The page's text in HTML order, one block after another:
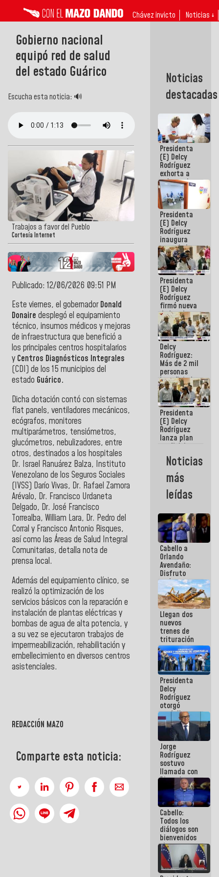
Chávez invicto Noticias ↓
Gobierno nacional
equipó red de salud
del estado Guárico
Escucha esta noticia: 🔊
Trabajos a favor del Pueblo
Cortesía Internet
Publicado: 12/06/2026 09:51 PM
Este viernes, el gobernadorDonald
Donaire desplegó el equipamiento
técnico, insumos médicos y mejoras
de infraestructura que benefició a
los principales centros hospitalarios
y Centros Diagnósticos Integrales
(CDI) de los 15 municipios del
estado Guárico.
Dicha dotación contó con sistemas
flat panels, ventiladores mecánicos,
ecógrafos, monitores
multiparámetros, tensiómetros,
glucómetros, nebulizadores, entre
otros, destinados a los hospitales
Dr. Israel Ranuárez Balza, Instituto
Venezolano de los Seguros Sociales
(IVSS) Darío Vivas, Dr. Rafael Zamora
Arévalo, Dr. Francisco Urdaneta
Delgado, Dr. José Francisco
Torrealba, William Lara, Dr. Pedro del
Corral y Francisco Antonio Risques,
así como las Áreas de Salud Integral
Comunitarias, detalla nota de
prensa local.
Además del equipamiento clínico, se
realizó la optimización de los
servicios básicos con la reparación e
instalación de plantas eléctricas y
bombas de agua de alta potencia, y
a su vez se ejecutaron trabajos de
impermeabilización, rehabilitación y
embellecimiento en diversos centros
asistenciales.
REDACCIÓN MAZO
Comparte esta noticia:
Noticias
destacadas
Presidenta
(E) Delcy
Rodríguez
exhorta a
gobernadores
y alcaldes a
edificar
casas para
abuelos
Presidenta
(E) Delcy
Rodríguez
inaugura
casa de los
Abuelos
Primavera
en Caracas
Presidenta
(E) Delcy
Rodríguez
firmó nueva
de Ley de
Arrendamiento
aprobada
por la AN
Delcy
Rodríguez:
Más de 2 mil
personas
beneficiadas
con planes
para
atención de
emergencia
sísmica en
la última
semana
Presidenta
(E) Delcy
Rodríguez
lanza plan
crediticio
con subsidio
a Juntas de
Condominio
Noticias
más
leídas
Cabello a
Orlando
Avendaño:
Disfruto
cada vez
que escribes
porque lo
que haces
es
embarrarla
Llegan dos
nuevos
trenes de
trituración
para
optimizar
manejo de
escombros
en La Guaira
Presidenta
Delcy
Rodríguez
otorgó
medalla
"Héroe de
Venezuela"
a servidores
públicos
Jorge
Rodríguez
sostuvo
llamada con
Dinorah
Figuera y
acuerdan
primer
encuentro
presencial
para el
diálogo
Cabello:
Todos los
diálogos son
bienvenidos
siempre que
estén en el
marco de la
Constitución